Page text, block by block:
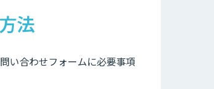
法
い合わせフォームに必要事項